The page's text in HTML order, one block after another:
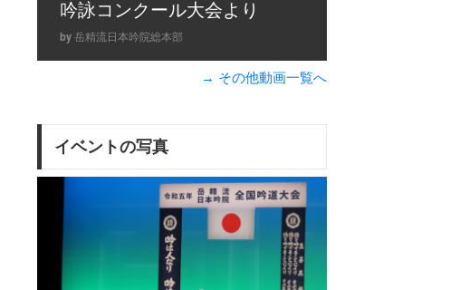
吟詠コンクール大会より
by 岳精流日本吟院総本部
→ その他動画一覧へ
イベントの写真